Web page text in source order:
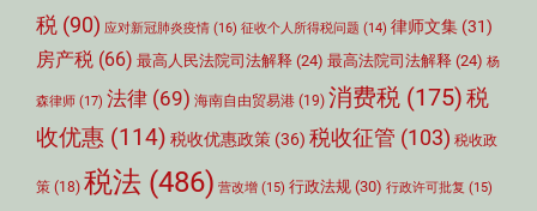
税 (90) 应对新冠肺炎疫情 (16) 征收个人所得税问题 (14) 律师文集 (31)
房产税 (66) 最高人民法院司法解释 (24) 最高法院司法解释 (24) 杨
森律师 (17) 法律 (69) 海南自由贸易港 (19) 消费税 (175)税
收优惠 (114) 税收优惠政策 (36) 税收征管 (103) 税收政
策 (18) 税法 (486) 营改增 (15) 行政法规 (30) 行政许可批复 (15)